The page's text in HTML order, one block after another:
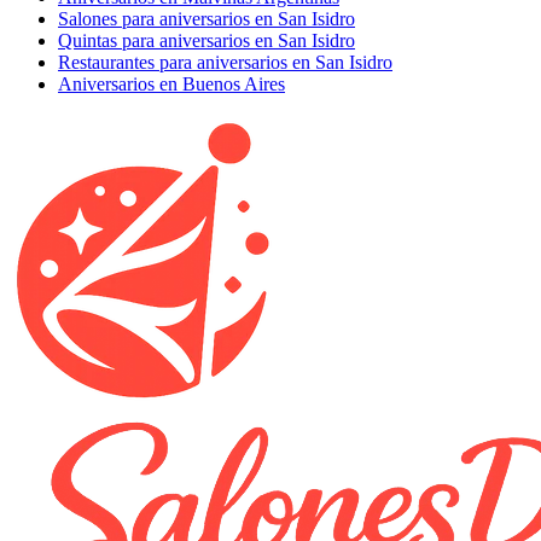
Salones para aniversarios en San Isidro
Quintas para aniversarios en San Isidro
Restaurantes para aniversarios en San Isidro
Aniversarios en Buenos Aires